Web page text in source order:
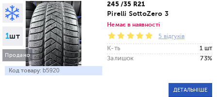
1шт
Продано
Код товару: b5920
245 /35 R21
Pirelli SottoZero 3
Немає в наявності
5 відгуків
К-ть
1 шт
Залишок
73%
ДЕТАЛЬНІШЕ